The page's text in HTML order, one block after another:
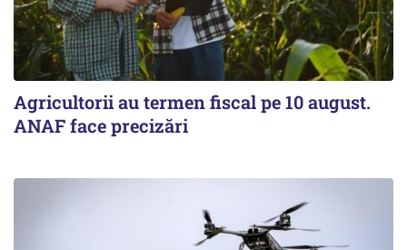
Agricultorii au termen fiscal pe 10 august.
ANAF face precizări